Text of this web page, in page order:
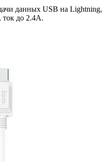
данных USB на Lightning,
ток до 2.4A.